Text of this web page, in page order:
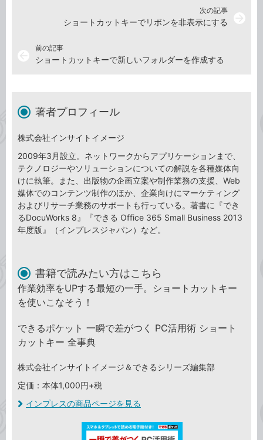
前の記事
ショートカットキーで新しいフォルダーを作成する
次の記事
ショートカットキーでリボンを非表示にする
著者プロフィール
株式会社インサイトイメージ
2009年3月設立。ネットワークからアプリケーションまで、
テクノロジーやソリューションについての解説を各種媒体向
けに執筆。また、出版物の企画立案や制作業務の支援、Web
媒体でのコンテンツ制作のほか、企業向けにマーケティング
およびリサーチ業務のサポートも行っている。著書に『でき
るDocuWorks 8』『できる Office 365 Small Business 2013
年度版』（インプレスジャパン）など。
書籍で読みたい方はこちら
作業効率をUPする最短の一手。ショートカットキー
を使いこなそう！
できるポケット 一瞬で差がつく PC活用術 ショート
カットキー 全事典
株式会社インサイトイメージ＆できるシリーズ編集部
定価：本体1,000円+税
インプレスの商品ページを見る